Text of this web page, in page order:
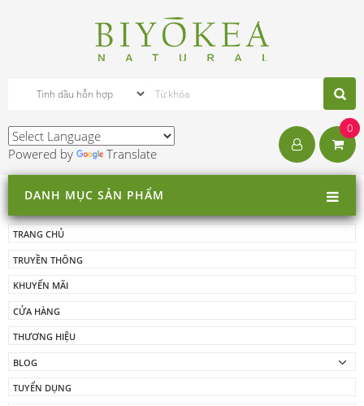
Powered by Translate
0
DANH MỤC SẢN PHẨM
TRANG CHỦ
TRUYỀN THÔNG
KHUYẾN MÃI
CỬA HÀNG
THƯƠNG HIỆU
BLOG
TUYỂN DỤNG